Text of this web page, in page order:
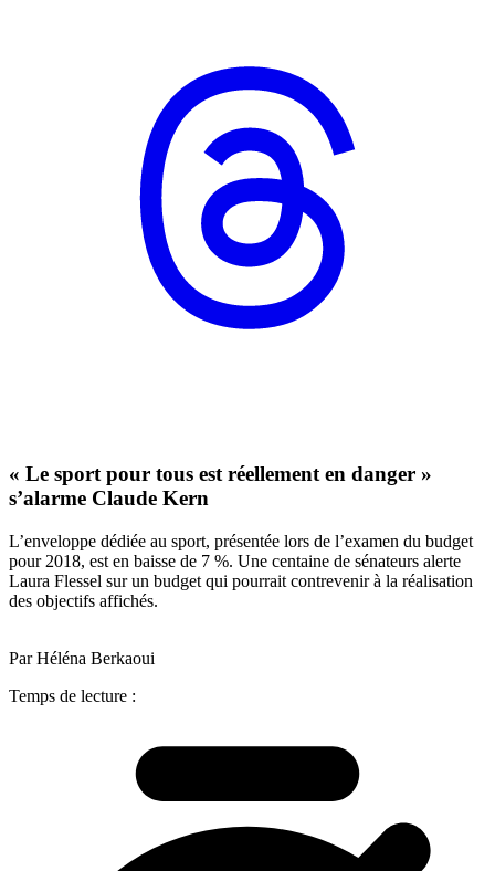
« Le sport pour tous est réellement en danger »
s’alarme Claude Kern
L’enveloppe dédiée au sport, présentée lors de l’examen du budget
pour 2018, est en baisse de 7 %. Une centaine de sénateurs alerte
Laura Flessel sur un budget qui pourrait contrevenir à la réalisation
des objectifs affichés.
Par Héléna Berkaoui
Temps de lecture :